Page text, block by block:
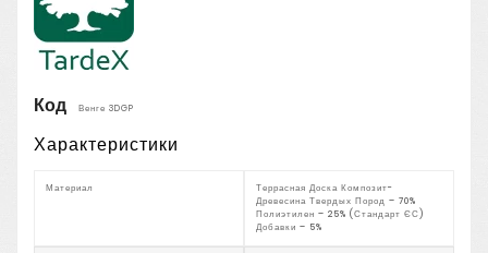
Код Венге 3DGP
Характеристики
Материал
Террасная Доска Композит-
Древесина Твердых Пород – 70%
Полиэтилен – 25% (стандарт ЄС)
Добавки – 5%